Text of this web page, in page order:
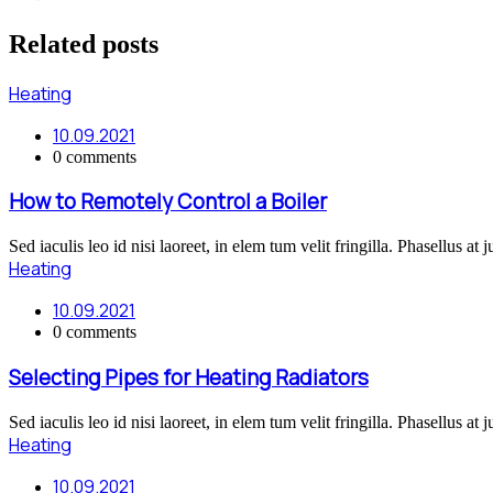
Related posts
Heating
10.09.2021
0 comments
How to Remotely Control a Boiler
Sed iaculis leo id nisi laoreet, in elem tum velit fringilla. Phasellus at
Heating
10.09.2021
0 comments
Selecting Pipes for Heating Radiators
Sed iaculis leo id nisi laoreet, in elem tum velit fringilla. Phasellus at
Heating
10.09.2021